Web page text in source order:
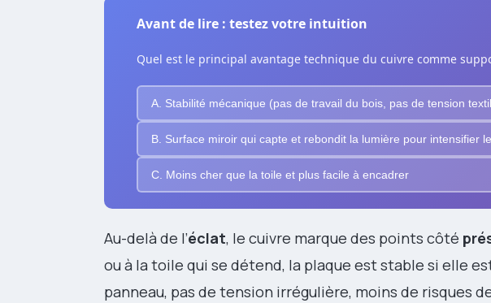
Avant de lire : testez votre intuition
Quel est le principal avantage technique du cuivre comme
A. Stabilité mécanique (pas de travail du bois, pas de tension
B. Surface miroir qui capte et rebondit la lumière pour intensifier
C. Moins cher que la toile et plus facile à encadrer
Au-delà de l’éclat, le cuivre marque des points côté
ou à la toile qui se détend, la plaque est stable si elle
panneau, pas de tension irrégulière, moins de risques